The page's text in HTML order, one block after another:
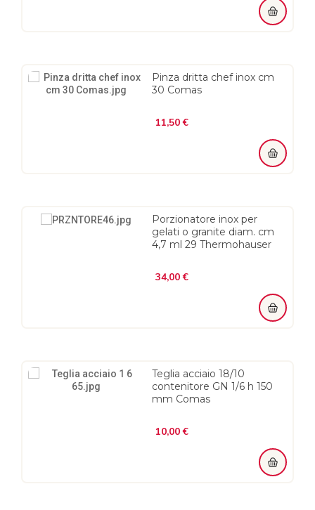
Pinza dritta chef inox cm
30 Comas
11,50 €
Porzionatore inox per
gelati o granite diam. cm
4,7 ml 29 Thermohauser
34,00 €
Teglia acciaio 18/10
contenitore GN 1/6 h 150
mm Comas
10,00 €